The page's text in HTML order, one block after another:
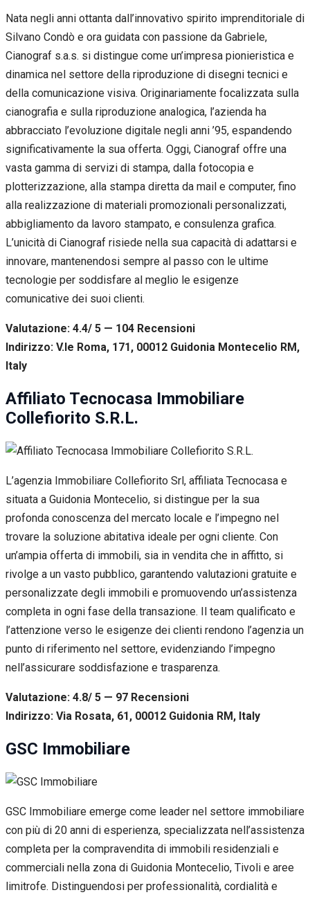
Nata negli anni ottanta dall’innovativo spirito imprenditoriale di
Silvano Condò e ora guidata con passione da Gabriele,
Cianograf s.a.s. si distingue come un’impresa pionieristica e
dinamica nel settore della riproduzione di disegni tecnici e
della comunicazione visiva. Originariamente focalizzata sulla
cianografia e sulla riproduzione analogica, l’azienda ha
abbracciato l’evoluzione digitale negli anni ’95, espandendo
significativamente la sua offerta. Oggi, Cianograf offre una
vasta gamma di servizi di stampa, dalla fotocopia e
plotterizzazione, alla stampa diretta da mail e computer, fino
alla realizzazione di materiali promozionali personalizzati,
abbigliamento da lavoro stampato, e consulenza grafica.
L’unicità di Cianograf risiede nella sua capacità di adattarsi e
innovare, mantenendosi sempre al passo con le ultime
tecnologie per soddisfare al meglio le esigenze
comunicative dei suoi clienti.
Valutazione: 4.4/ 5 — 104 Recensioni
Indirizzo: V.le Roma, 171, 00012 Guidonia Montecelio RM,
Italy
Affiliato Tecnocasa Immobiliare
Collefiorito S.R.L.
L’agenzia Immobiliare Collefiorito Srl, affiliata Tecnocasa e
situata a Guidonia Montecelio, si distingue per la sua
profonda conoscenza del mercato locale e l’impegno nel
trovare la soluzione abitativa ideale per ogni cliente. Con
un’ampia offerta di immobili, sia in vendita che in affitto, si
rivolge a un vasto pubblico, garantendo valutazioni gratuite e
personalizzate degli immobili e promuovendo un’assistenza
completa in ogni fase della transazione. Il team qualificato e
l’attenzione verso le esigenze dei clienti rendono l’agenzia un
punto di riferimento nel settore, evidenziando l’impegno
nell’assicurare soddisfazione e trasparenza.
Valutazione: 4.8/ 5 — 97 Recensioni
Indirizzo: Via Rosata, 61, 00012 Guidonia RM, Italy
GSC Immobiliare
GSC Immobiliare emerge come leader nel settore immobiliare
con più di 20 anni di esperienza, specializzata nell’assistenza
completa per la compravendita di immobili residenziali e
commerciali nella zona di Guidonia Montecelio, Tivoli e aree
limitrofe. Distinguendosi per professionalità, cordialità e